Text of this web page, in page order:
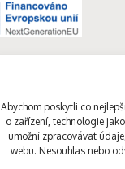
Abychom poskytli co
o zařízení, technologie
umožní zpracovávat
webu. Nesouhlas nebo